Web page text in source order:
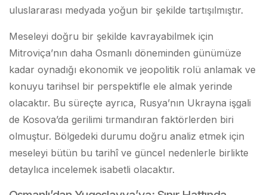
uluslararası medyada yoğun bir şekilde tartışılmıştır.
Meseleyi doğru bir şekilde kavrayabilmek için
Mitroviça’nın daha Osmanlı döneminden günümüze
kadar oynadığı ekonomik ve jeopolitik rolü anlamak ve
konuyu tarihsel bir perspektifle ele almak yerinde
olacaktır. Bu süreçte ayrıca, Rusya’nın Ukrayna işgali
de Kosova’da gerilimi tırmandıran faktörlerden biri
olmuştur. Bölgedeki durumu doğru analiz etmek için
meseleyi bütün bu tarihî ve güncel nedenlerle birlikte
detaylıca incelemek isabetli olacaktır.